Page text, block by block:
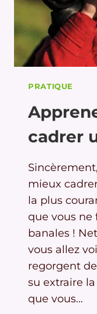
PRATIQUE
cadrer
mieux
la plus
que vous ne
banales !
vous allez
regorgent
su extraire
que vous…